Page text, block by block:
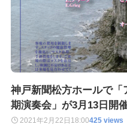
神戸新聞松方ホールで「
期演奏会」が3月13日開催
2021年2月22日 18:00425 views